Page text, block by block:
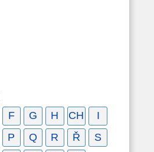
F G H CH
I
P Q R Ř
S